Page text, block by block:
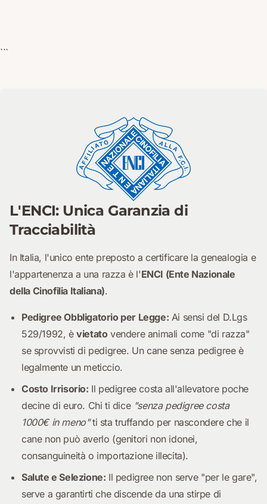
```
L'ENCI: Unica Garanzia di
Tracciabilità
In Italia, l'unico ente preposto a certificare la genealogia e
l'appartenenza a una razza è l'ENCI (Ente Nazionale
della Cinofilia Italiana).
Pedigree Obbligatorio per Legge: Ai sensi del D.Lgs
529/1992, èvietatovendere animali come "di razza"
se sprovvisti di pedigree. Un cane senza pedigree è
legalmente un meticcio.
Costo Irrisorio: Il pedigree costa all'allevatore poche
decine di euro. Chi ti dice "senza pedigree costa
1000€ in meno"ti sta truffando per nascondere che il
cane non può averlo (genitori non idonei,
consanguineità o importazione illecita).
Salute e Selezione: Il pedigree non serve "per le gare",
serve a garantirti che discende da una stirpe di